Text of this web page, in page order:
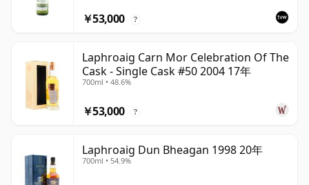
￥53,000 ?
Laphroaig Carn Mor Celebration Of The
Cask - Single Cask #50 2004 17年
700ml • 48.6%
￥53,000 ?
Laphroaig Dun Bheagan 1998 20年
700ml • 54.9%